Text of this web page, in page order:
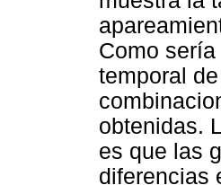
Como
temporal
obtenidas.
es que las
diferencias